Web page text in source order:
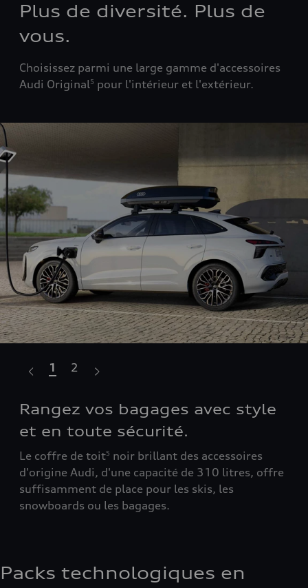
Plus de diversité. Plus de
vous.
Choisissez parmi une large gamme d'accessoires
Audi Original5 pour l'intérieur et l'extérieur.
Rangez vos bagages avec style
et en toute sécurité.
Le coffre de toit5 noir brillant des accessoires
d'origine Audi, d'une capacité de 310 litres, offre
suffisamment de place pour les skis, les
snowboards ou les bagages.
1 2
Packs technologiques en